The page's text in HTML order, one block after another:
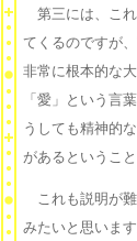
第三には、これ
てくるのですが
非常に根本的な
「愛」という言
うしても精神的
があるということ
これも説明が難
みたいと思いま